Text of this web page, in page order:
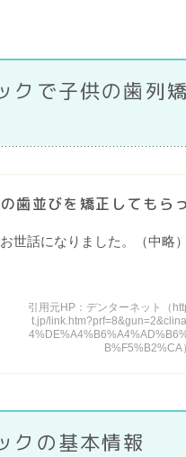
クで子供の歯列
歯並びを矯正してもら
世話になりました。（中略
引用元HP：デンターネット（
t.jp/
B%F5%B2%CA）
クの基本情報